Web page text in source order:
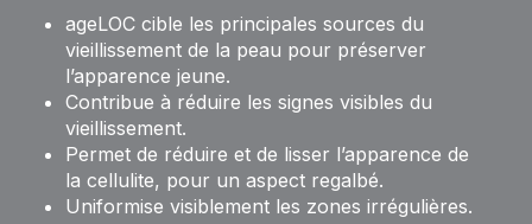
ageLOC cible les principales sources du
vieillissement de la peau pour préserver
l’apparence jeune.
Contribue à réduire les signes visibles du
vieillissement.
Permet de réduire et de lisser l’apparence de
la cellulite, pour un aspect regalbé.
Uniformise visiblement les zones irrégulières.